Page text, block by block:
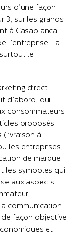
d’une façon
3, sur les grands
à Casablanca.
l’entreprise : la
le
direct
d’abord, qui
consommateurs
proposés
(livraison à
les entreprises,
de marque
les symboles qui
aux aspects
communication
façon objective
et